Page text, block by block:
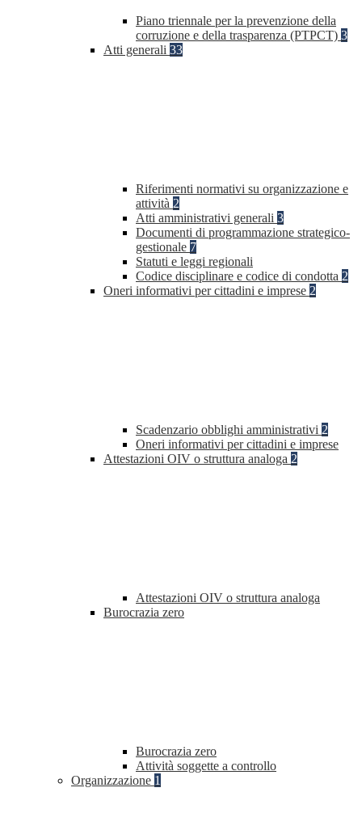
Piano triennale per la prevenzione della
corruzione e della trasparenza (PTPCT) 3
Atti generali 33
Riferimenti normativi su organizzazione e
attività 2
Atti amministrativi generali 3
Documenti di programmazione strategico-
gestionale 7
Statuti e leggi regionali
Codice disciplinare e codice di condotta 2
Oneri informativi per cittadini e imprese 2
Scadenzario obblighi amministrativi 2
Oneri informativi per cittadini e imprese
Attestazioni OIV o struttura analoga 2
Attestazioni OIV o struttura analoga
Burocrazia zero
Burocrazia zero
Attività soggette a controllo
Organizzazione 1